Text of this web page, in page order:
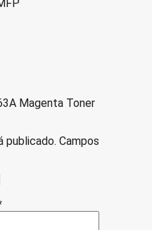
Magenta Toner
publicado. Campos